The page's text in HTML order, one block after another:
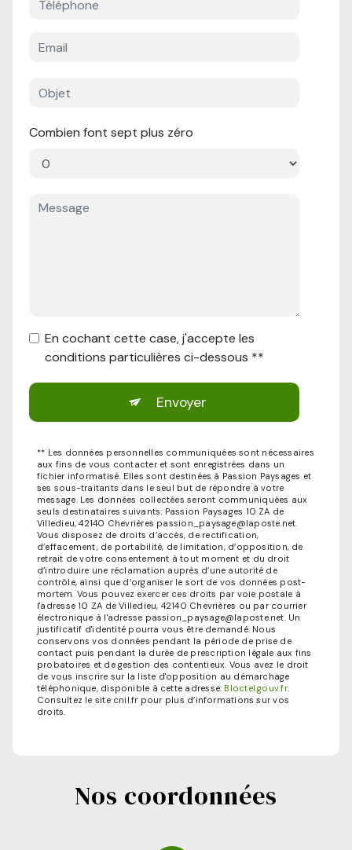
Combien font sept plus zéro
En cochant cette case, j'accepte les
conditions particulières ci-dessous **
Envoyer
** Les données personnelles communiquées sont nécessaires
aux fins de vous contacter et sont enregistrées dans un
fichier informatisé. Elles sont destinées à Passion Paysages et
ses sous-traitants dans le seul but de répondre à votre
message. Les données collectées seront communiquées aux
seuls destinataires suivants: Passion Paysages 10 ZA de
Villedieu, 42140 Chevrières passion_paysage@laposte.net.
Vous disposez de droits d’accès, de rectification,
d’effacement, de portabilité, de limitation, d’opposition, de
retrait de votre consentement à tout moment et du droit
d’introduire une réclamation auprès d’une autorité de
contrôle, ainsi que d’organiser le sort de vos données post-
mortem. Vous pouvez exercer ces droits par voie postale à
l'adresse 10 ZA de Villedieu, 42140 Chevrières ou par courrier
électronique à l'adresse passion_paysage@laposte.net. Un
justificatif d'identité pourra vous être demandé. Nous
conservons vos données pendant la période de prise de
contact puis pendant la durée de prescription légale aux fins
probatoires et de gestion des contentieux. Vous avez le droit
de vous inscrire sur la liste d'opposition au démarchage
téléphonique, disponible à cette adresse:
Bloctel.gouv.fr.
Consultez le site cnil.fr pour plus d’informations sur vos
droits.
Nos coordonnées